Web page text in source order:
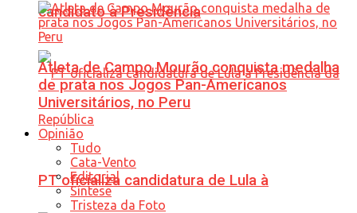
candidato à Presidência
PT oficializa candidatura de Lula à
Atleta de Campo Mourão conquista medalha
de prata nos Jogos Pan-Americanos
Universitários, no Peru
Opinião
Tudo
Cata-Vento
Editorial
Síntese
Tristeza da Foto